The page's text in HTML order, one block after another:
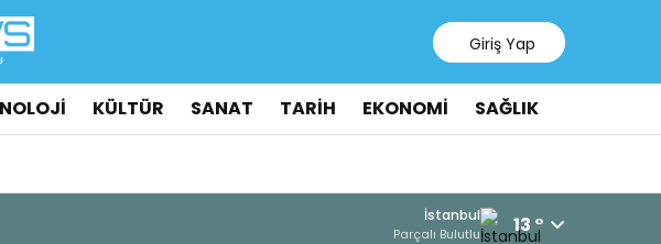
Giriş Yap
KÜLTÜR SANAT TARİH EKONOMİ SAĞLIK
İstanbul
Parçalı Bulutlu 13 °